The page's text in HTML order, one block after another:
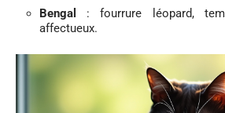
Bengal
: fourrure léopard,
affectueux.